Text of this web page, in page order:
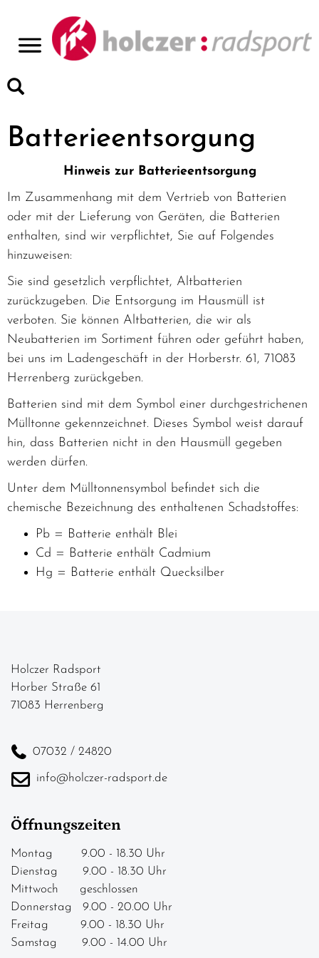
Batterieentsorgung
Hinweis zur Batterieentsorgung
Im Zusammenhang mit dem Vertrieb von Batterien
oder mit der Lieferung von Geräten, die Batterien
enthalten, sind wir verpflichtet, Sie auf Folgendes
hinzuweisen:
Sie sind gesetzlich verpflichtet, Altbatterien
zurückzugeben. Die Entsorgung im Hausmüll ist
verboten. Sie können Altbatterien, die wir als
Neubatterien im Sortiment führen oder geführt haben,
bei uns im Ladengeschäft in der Horberstr. 61, 71083
Herrenberg zurückgeben.
Batterien sind mit dem Symbol einer durchgestrichenen
Mülltonne gekennzeichnet. Dieses Symbol weist darauf
hin, dass Batterien nicht in den Hausmüll gegeben
werden dürfen.
Unter dem Mülltonnensymbol befindet sich die
chemische Bezeichnung des enthaltenen Schadstoffes:
Pb = Batterie enthält Blei
Cd = Batterie enthält Cadmium
Hg = Batterie enthält Quecksilber
Holczer Radsport
Horber Straße 61
71083 Herrenberg
07032 / 24820
info@holczer-radsport.de
Öffnungszeiten
Montag 9.00 - 18.30 Uhr
Dienstag 9.00 - 18.30 Uhr
Mittwoch geschlossen
Donnerstag 9.00 - 20.00 Uhr
Freitag 9.00 - 18.30 Uhr
Samstag 9.00 - 14.00 Uhr